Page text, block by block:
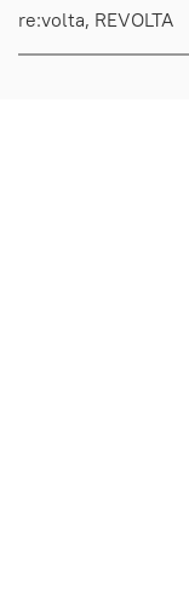
re:volta, REVOLTA